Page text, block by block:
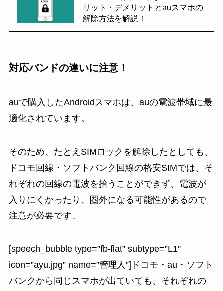
リット・デメリットとauスマホの
解除方法を解説！
対応バンドの違いに注意！
auで購入したAndroidスマホは、auの電波帯域に最
適化されています。
そのため、たとえSIMロックを解除したとしても、
ドコモ回線・ソフトバンク回線の格安SIMでは、そ
れぞれの回線の電波を拾うことができず、電波が
入りにくかったり、圏外になる可能性があるので
注意が必要です。
[speech_bubble type=”fb-flat” subtype=”L1″
icon=”ayu.jpg” name=”管理人”]ドコモ・au・ソフト
バンクから同じスマホが出ていても、それぞれの